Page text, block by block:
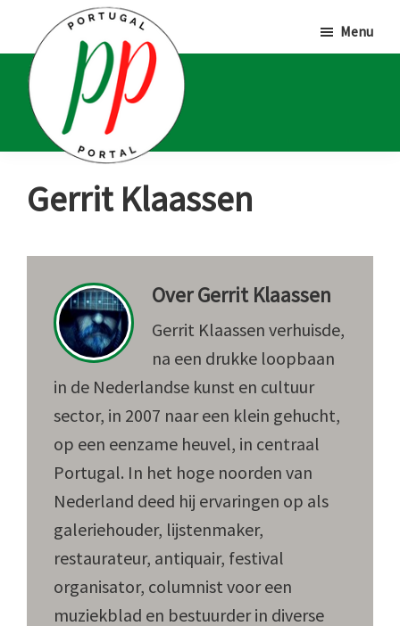
hoofd
inhoud
eerste
sidebar
voettekst
Portal
Portugalliefhebbers
fanaten
Menu
Gerrit Klaassen
OverGerrit Klaassen
Gerrit Klaassen verhuisde,
na een drukke loopbaan
in de Nederlandse kunst en cultuur
sector, in 2007 naar een klein gehucht,
op een eenzame heuvel, in centraal
Portugal. In het hoge noorden van
Nederland deed hij ervaringen op als
galeriehouder, lijstenmaker,
restaurateur, antiquair, festival
organisator, columnist voor een
muziekblad en bestuurder in diverse